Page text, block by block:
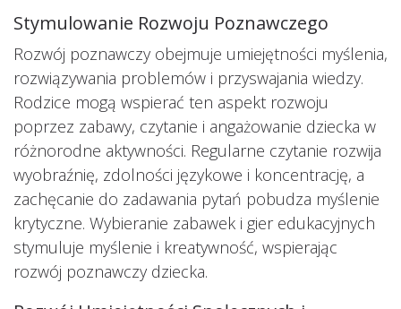
Stymulowanie Rozwoju Poznawczego
Rozwój poznawczy obejmuje umiejętności myślenia,
rozwiązywania problemów i przyswajania wiedzy.
Rodzice mogą wspierać ten aspekt rozwoju
poprzez zabawy, czytanie i angażowanie dziecka w
różnorodne aktywności. Regularne czytanie rozwija
wyobraźnię, zdolności językowe i koncentrację, a
zachęcanie do zadawania pytań pobudza myślenie
krytyczne. Wybieranie zabawek i gier edukacyjnych
stymuluje myślenie i kreatywność, wspierając
rozwój poznawczy dziecka.